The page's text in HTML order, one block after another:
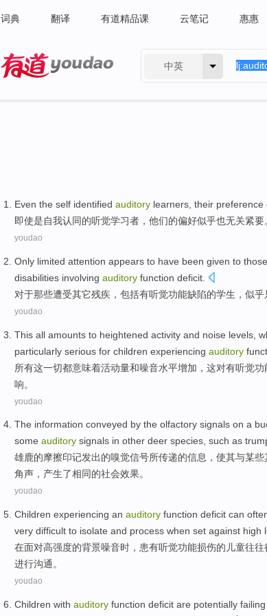
词典 翻译 有道精品课 云笔记 惠惠
中英
Even the self identified auditory learners their preference
即使是自我认同的听觉学习者 ， 他们的偏好似乎也无关紧要
youdao
Only limited attention appears to have been given to those
disabilities involving auditory function deficit
对于那些遭受其它残疾 ， 包括有听觉功能缺陷的学生 ， 似乎
youdao
This all amounts to heightened activity and noise levels
particularly serious for children experiencing auditory
所有这一切都意味着活动量和噪音水平增加， 这对有听觉功
响。
youdao
The information conveyed by the olfactory signals on a
some auditory signals in other deer species, such as
雄鹿的摩擦印记发出的嗅觉信号所传递的信息 ， 使其与某些
角声 ，产生了相同的社会效果。
youdao
Children experiencing an auditory function deficit can
very difficult to isolate and process when set against high
在面对高强度的背景噪音时 ， 患有听觉功能损伤的 儿童往往
进行沟通 。
youdao
Children with auditory function deficit are potentially failing